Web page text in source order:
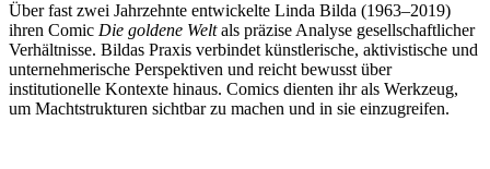
Über fast zwei Jahrzehnte entwickelte Linda Bilda (1963–2019)
ihren Comic Die goldene Weltals präzise Analyse gesellschaftlicher
Verhältnisse. Bildas Praxis verbindet künstlerische, aktivistische und
unternehmerische Perspektiven und reicht bewusst über
institutionelle Kontexte hinaus. Comics dienten ihr als Werkzeug,
um Machtstrukturen sichtbar zu machen und in sie einzugreifen.